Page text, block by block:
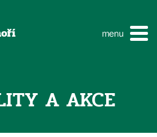
menu
A AKCE